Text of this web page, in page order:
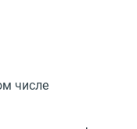
числе